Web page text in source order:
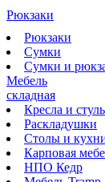
Рюкзаки
Рюкзаки
Сумки
Сумки и
Мебель
складная
Кресла и
Раскладушки
Столы и
Карповая
НПО Кедр